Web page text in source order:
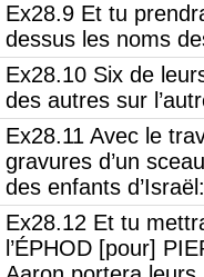
Ex28.9 Et tu
dessus les noms
Ex28.10 Six de
des autres sur
Ex28.11 Avec le
gravures d’un
des enfants
Ex28.12 Et tu
l’ÉPHOD [pour]